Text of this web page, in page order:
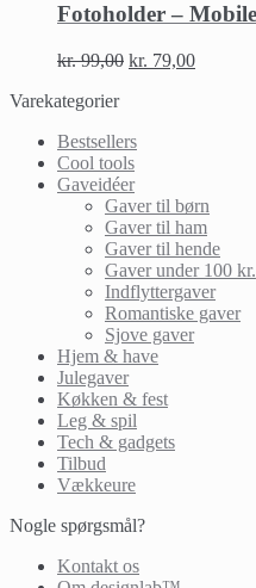
Fotoholder –
kr.99,00 kr. 79,00
Varekategorier
Bestsellers
Cool tools
Gaveidéer
Gaver til børn
Gaver til ham
Gaver til hende
Gaver under 100 kr.
Indflyttergaver
Romantiske gaver
Sjove gaver
Hjem & have
Julegaver
Køkken & fest
Leg & spil
Tech & gadgets
Tilbud
Vækkeure
Nogle spørgsmål?
Kontakt os